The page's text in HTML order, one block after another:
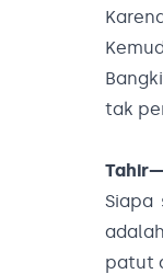
tak
Siapa
patut